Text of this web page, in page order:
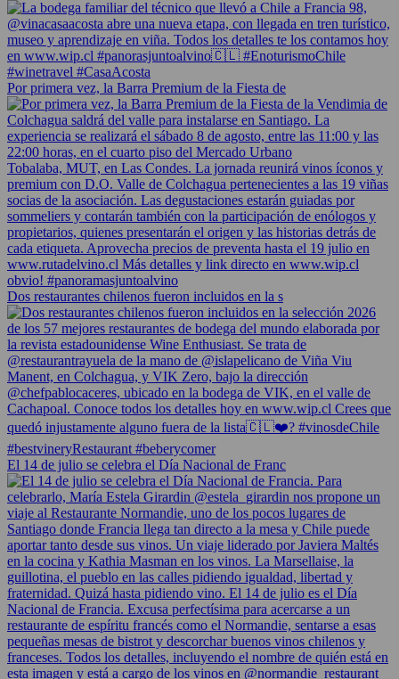
Por primera vez, la Barra Premium de la Fiesta de
Dos restaurantes chilenos fueron incluidos en la s
El 14 de julio se celebra el Día Nacional de Franc